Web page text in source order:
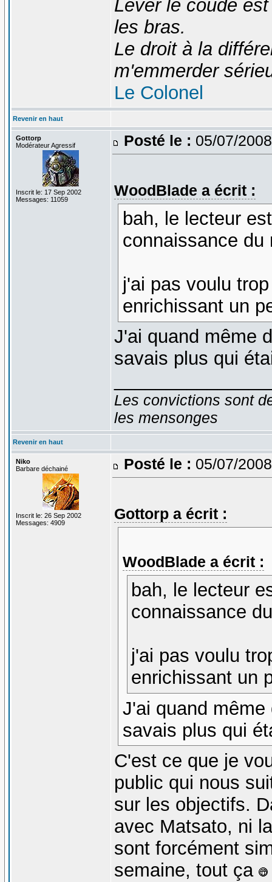
Lever le coude
les bras.
Le droit à la
m'emmerder
Le Colonel
Revenir en haut
Gottorp
Modérateur Agressif
Inscrit le: 17 Sep 2002
Messages: 11059
Posté le : 05/07/
WoodBlade a écrit :
bah, le lecteur
connaissance
j'ai pas voulu
enrichissant un
J'ai quand même
savais plus qui
Les convictions sont
les mensonges
Revenir en haut
Niko
Barbare déchainé
Inscrit le: 26 Sep 2002
Messages: 4909
Posté le : 05/07/
Gottorp a écrit :
WoodBlade a écrit :
bah, le lecteur
connaissance
j'ai pas voulu
enrichissant un
J'ai quand
savais plus qui
C'est ce que je
public qui nous
sur les objectifs.
avec Matsato, ni
sont forcément
semaine, tout ça